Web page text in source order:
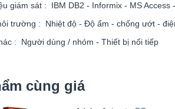
giám sát : IBM DB2 - Informix - MS Access
trường : Nhiệt độ - Độ ẩm - chống ướt -
: Người dùng / nhóm - Thiết bị nối tiếp
cùng giá